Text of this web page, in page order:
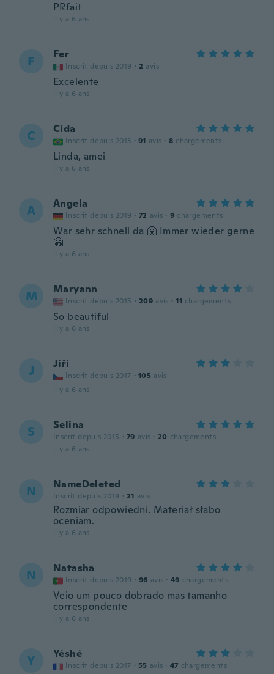
PRfait
il y a 6 ans
F Fer
Inscrit depuis 2019 · 2 avis
Excelente
il y a 6 ans
C Cida
Inscrit depuis 2013 · 91 avis · 8 chargements
Linda, amei
il y a 6 ans
A Angela
Inscrit depuis 2019 · 72 avis · 9 chargements
War sehr schnell da 🤗 Immer wieder gerne
🤗
il y a 6 ans
M Maryann
Inscrit depuis 2015 · 209 avis · 11 chargements
So beautiful
il y a 6 ans
J Jiří
Inscrit depuis 2017 · 105 avis
il y a 6 ans
S Selina
Inscrit depuis 2015 · 79 avis · 20 chargements
il y a 6 ans
N NameDeleted
Inscrit depuis 2019 · 21 avis
Rozmiar odpowiedni. Materiał słabo
oceniam.
il y a 6 ans
N Natasha
Inscrit depuis 2019 · 96 avis · 49 chargements
Veio um pouco dobrado mas tamanho
correspondente
il y a 6 ans
Y Yéshé
Inscrit depuis 2017 · 55 avis · 47 chargements